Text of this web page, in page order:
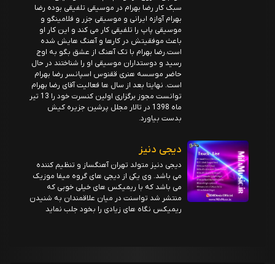
سبک کار رضا بهرام در موسیقی تلفیقی بوده رضا
بهرام آوازه ایرانی و موسیقی جزر و فلامینگو و
موسیقی پاپ را تلفیقی کار می کند و این کار او
باعث موفقیتش در کارها و آهنگ هایش شده
است.رضا بهرام با تک آهنگ از عشق بگو به اوج
رسید و دوستداران موسیقی او را شناختند در حال
حاضر موسسه هنری ققنوس اسپانسر رضا بهرام
است. نهایتا بعد از سال ها فعالیت آقای رضا بهرام
توانست مجوز برگزاری اولین کنسرت خود را 13 تیر
ماه 1398 در تالار مجلل پرشین جزیره کیش
بدست بیاورد.
دیجی دنیز
دیجی دنیز متولد تهران آهنگساز و تنظیم کننده
می باشد. وی یکی از دیجی های گروه میفا موزیک
می باشد که با ریمیکس های خیلی خوبی که
منتشر شد تواسنت در میان علاقمندان به شنیدن
ریمیکس نگاه های زیادی را بخود جلب نماید